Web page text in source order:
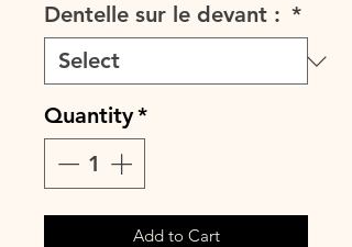
Dentelle sur le devant : *
Quantity*
Add to Cart